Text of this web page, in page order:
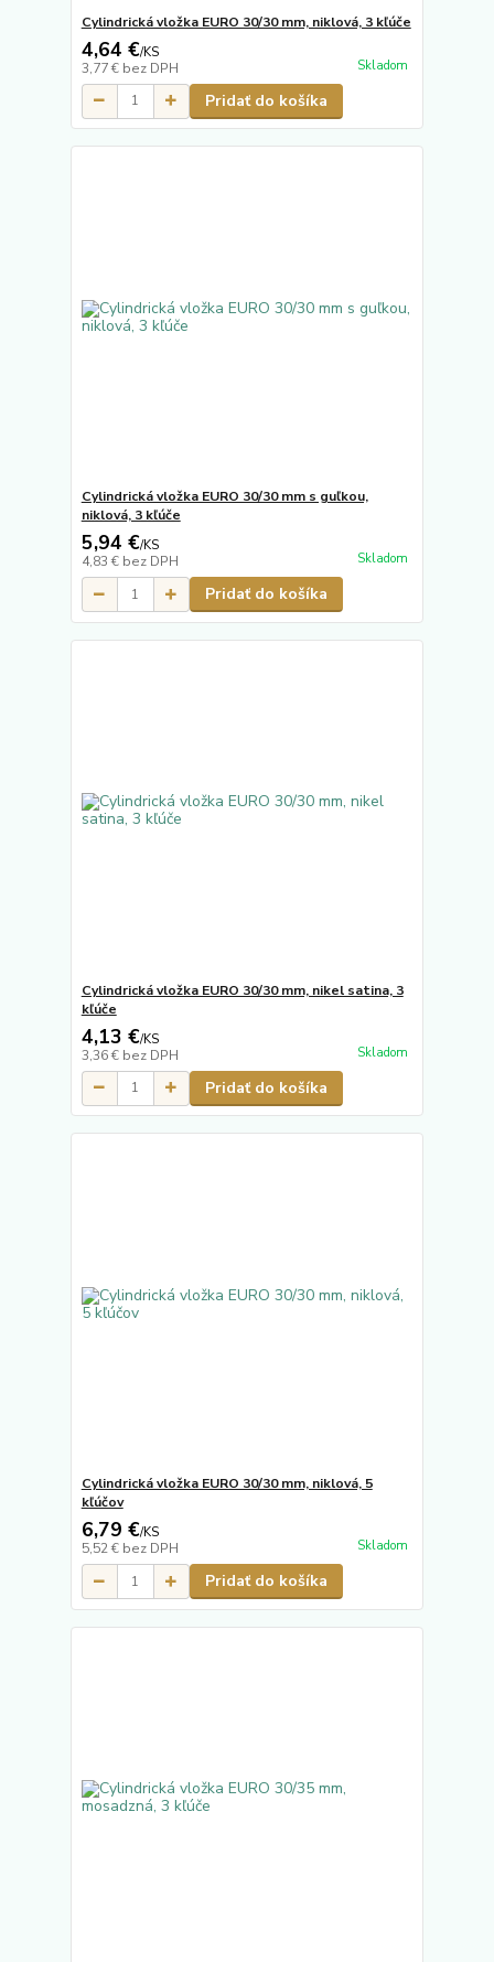
Cylindrická vložka EURO 30/30 mm, niklová, 3 kľúče
4,64 €/KS
3,77 € bez DPH Skladom
Pridať do košíka
Cylindrická vložka EURO 30/30 mm s guľkou,
niklová, 3 kľúče
5,94 €/KS
4,83 € bez DPH Skladom
Pridať do košíka
Cylindrická vložka EURO 30/30 mm, nikel satina, 3
kľúče
4,13 €/KS
3,36 € bez DPH Skladom
Pridať do košíka
Cylindrická vložka EURO 30/30 mm, niklová, 5
kľúčov
6,79 €/KS
5,52 € bez DPH Skladom
Pridať do košíka